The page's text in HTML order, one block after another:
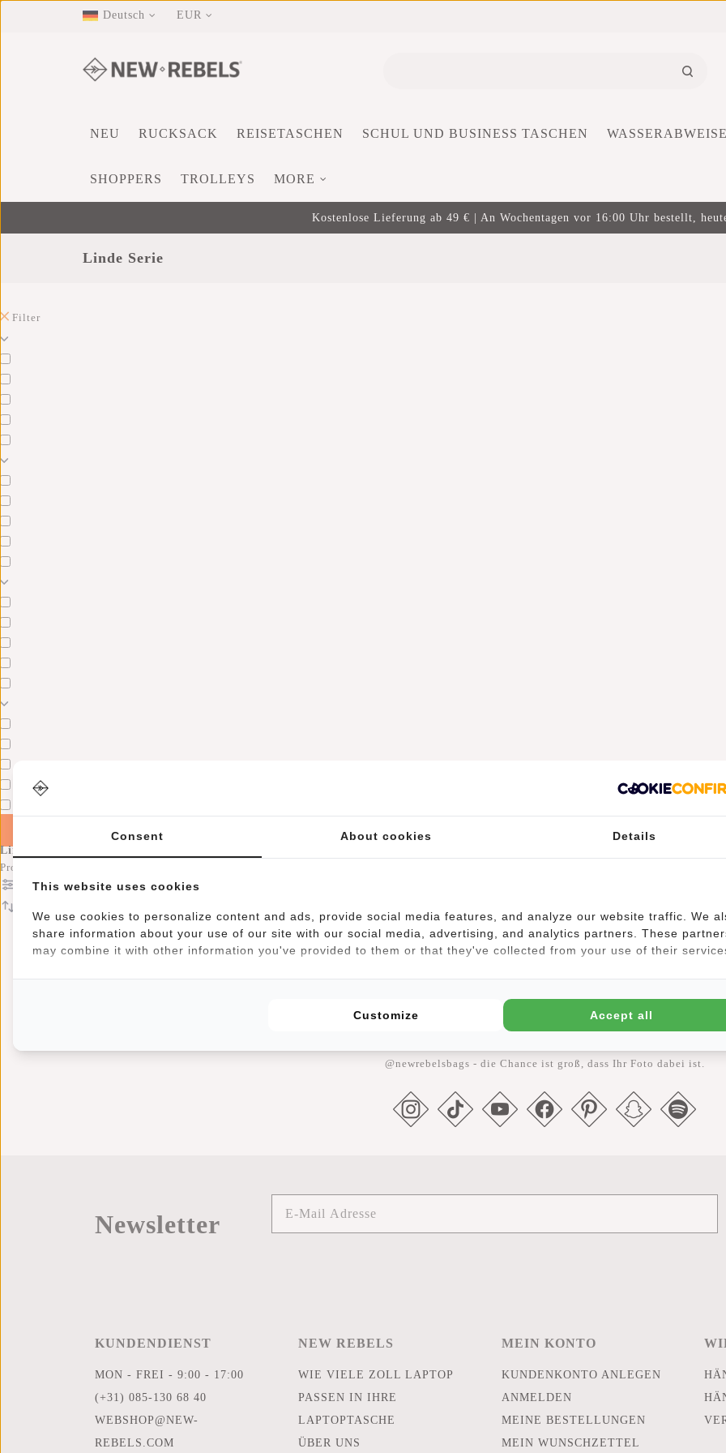
Deutsch EUR
NEU RUCKSACK REISETASCHEN SCHUL UND BUSINESS TASCHEN
SHOPPERS TROLLEYS MORE
Kostenlose Lieferung ab 49 € | An Wochentagen vor 16:00 Uhr bestellt,
Linde Serie
Filter
Linde Serie
Produkte
Filter
Sortieren nach
#REBELFROMWITHIN
Wir sehen unsere coolen Taschen gerne in der freien Wildbahn. Je
@newrebelsbags - die Chance ist groß, dass Ihr Foto dabei ist.
Newsletter
KUNDENDIENST
MON - FREI - 9:00 - 17:00
(+31) 085-130 68 40
WEBSHOP@NEW-
REBELS.COM
NEW REBELS
WIE VIELE ZOLL LAPTOP
PASSEN IN IHRE
LAPTOPTASCHE
ÜBER UNS
MEIN KONTO
KUNDENKONTO ANLEGEN
ANMELDEN
MEINE BESTELLUNGEN
MEIN WUNSCHZETTEL
Consent About cookies Details
This website uses cookies
We use cookies to personalize content and ads, provide social media features, and analyze our website traffic. We
share information about your use of our site with our social media, advertising, and analytics partners. These
may combine it with other information you've provided to them or that they've collected from your use of their
Customize Accept all